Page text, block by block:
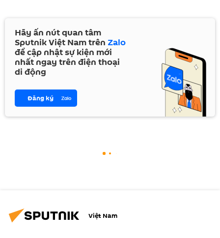
Hãy ấn nút quan tâm
Sputnik Việt Nam trên Zalo
để cập nhật sự kiện mới
nhất ngay trên điện thoại
di động
Đăng ký
Việt Nam